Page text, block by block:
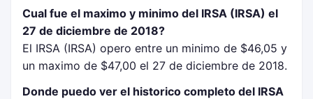
Cual fue el maximo y minimo del IRSA (IRSA) el
27 de diciembre de 2018?
El IRSA (IRSA) opero entre un minimo de $46,05 y
un maximo de $47,00 el 27 de diciembre de 2018.
Donde puedo ver el historico completo del IRSA